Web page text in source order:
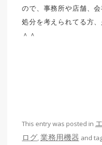
ので、事務所や店舗、
処分を考えられてる方
＾＾
This entry was posted in
ログ,業務用機器 and